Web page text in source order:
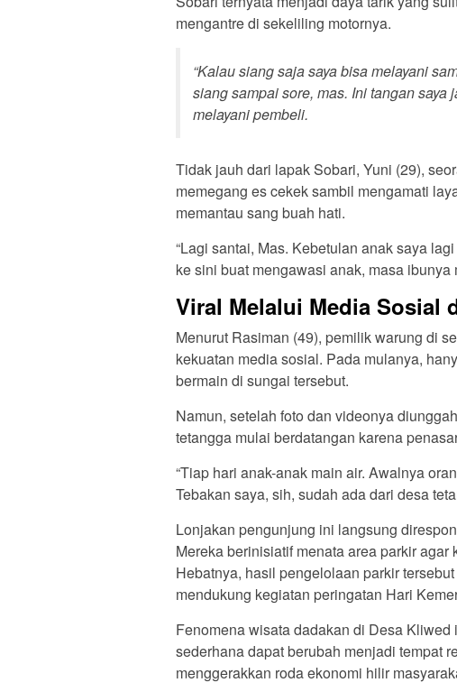
mengantre di sekeliling motornya.
“Kalau siang saja saya bisa melayani
siang sampai sore, mas. Ini tangan saya
melayani pembeli.
Tidak jauh dari lapak Sobari, Yuni (29),
memegang es cekek sambil mengamati
memantau sang buah hati.
“Lagi santai, Mas. Kebetulan anak saya lagi
ke sini buat mengawasi anak, masa ibunya
Viral Melalui Media Sosial
Menurut Rasiman (49), pemilik warung di
kekuatan media sosial. Pada mulanya,
bermain di sungai tersebut.
Namun, setelah foto dan videonya
tetangga mulai berdatangan karena
“Tiap hari anak-anak main air. Awalnya
Tebakan saya, sih, sudah ada dari desa
Lonjakan pengunjung ini langsung
Mereka berinisiatif menata area parkir
Hebatnya, hasil pengelolaan parkir
mendukung kegiatan peringatan Hari
Fenomena wisata dadakan di Desa
sederhana dapat berubah menjadi tempat
menggerakkan roda ekonomi hilir